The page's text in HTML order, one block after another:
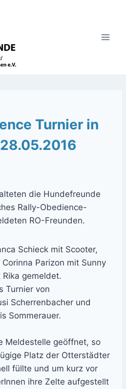
Turnier in
die Hundefreunde
Rally-Obedience-
RO-Freunden.
Schieck mit Scooter,
Parizon mit Sunny
gemeldet.
Turnier von
Scherrenbacher und
Sommerauer.
Meldestelle geöffnet, so
Platz der Otterstädter
füllte und um kurz vor
ihre Zelte aufgestellt